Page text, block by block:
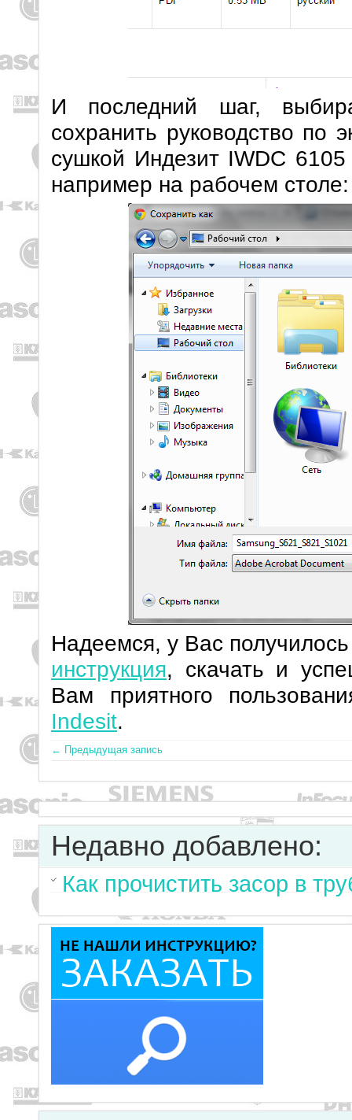
И последний шаг,
сохранить руководство по
сушкой Индезит IWDC 6105
например на рабочем столе:
Надеемся, у Вас
инструкция, скачать и
Вам приятного
Indesit.
← Предыдущая запись
Недавно добавлено:
Как прочистить засор в